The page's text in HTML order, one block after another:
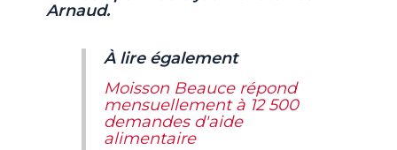
Arnaud.
À lire également
Moisson Beauce répond
mensuellement à 12 500
demandes d'aide
alimentaire